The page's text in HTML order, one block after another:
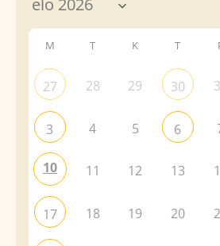
M T K T
27 28 29 30
3 4 5 6
10 11 12 13
17 18 19 20